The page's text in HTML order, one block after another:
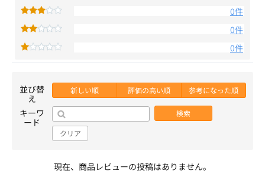
0件
0件
0件
並び替
え
新しい順 評価の高い順 参考になった順
キーワ
ード
検索
クリア
現在、商品レビューの投稿はありません。